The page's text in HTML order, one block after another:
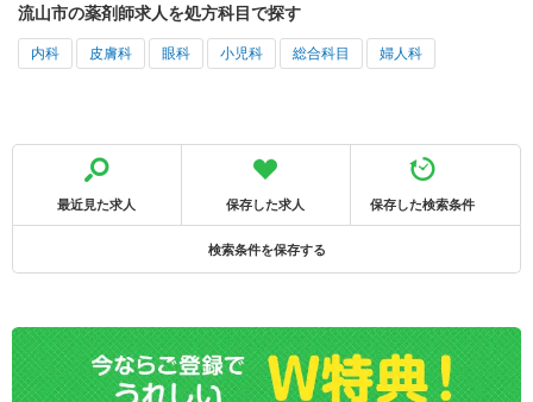
流山市の薬剤師求人を処方科目で探す
内科 皮膚科 眼科 小児科 総合科目 婦人科
最近見た求人 保存した求人 保存した検索条件
検索条件を保存する